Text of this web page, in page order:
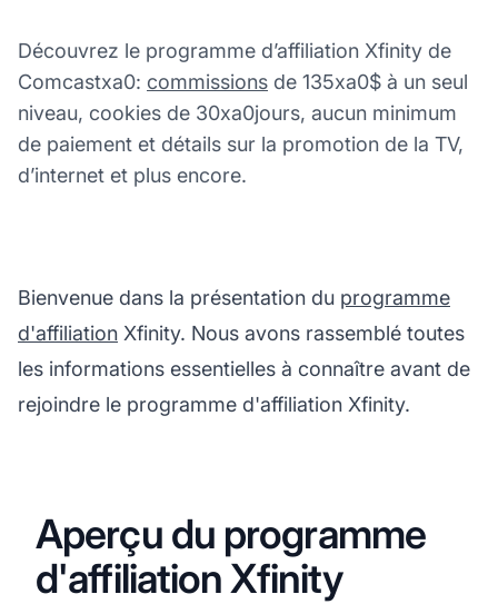
Découvrez le programme d’affiliation Xfinity de
Comcastxa0: commissions de 135xa0$ à un seul
niveau, cookies de 30xa0jours, aucun minimum
de paiement et détails sur la promotion de la TV,
d’internet et plus encore.
Bienvenue dans la présentation du programme
d'affiliation Xfinity. Nous avons rassemblé toutes
les informations essentielles à connaître avant de
rejoindre le programme d'affiliation Xfinity.
Aperçu du programme
d'affiliation Xfinity